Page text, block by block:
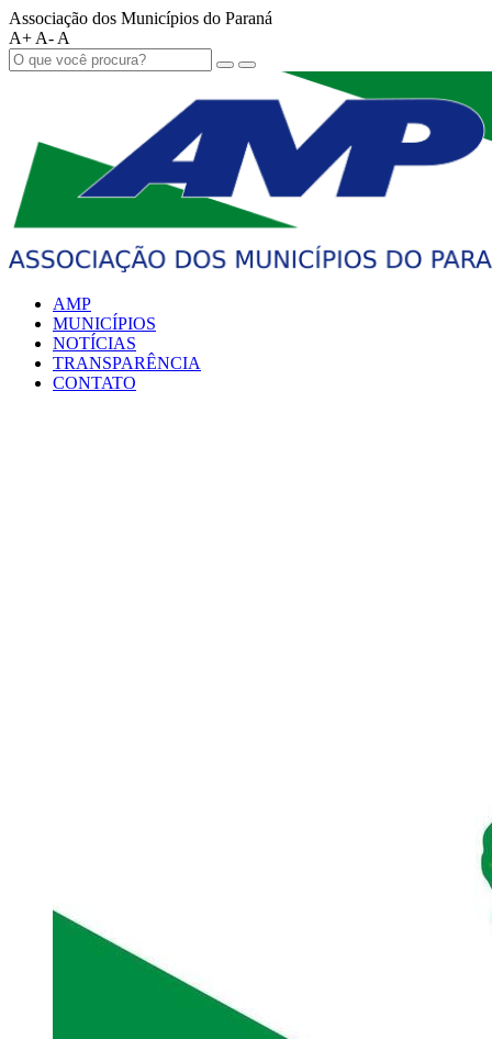
Associação dos Municípios do Paraná
A+ A- A
AMP
MUNICÍPIOS
NOTÍCIAS
TRANSPARÊNCIA
CONTATO